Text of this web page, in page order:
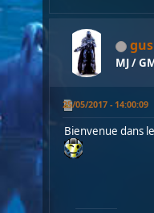
gus
MJ /
25/05/2017 - 14:00:09
Bienvenue dans